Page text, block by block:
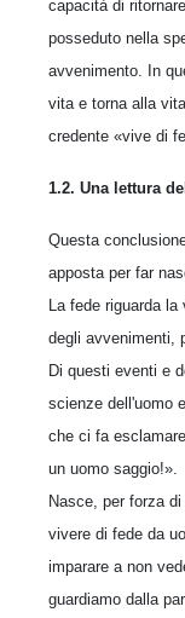
capacità di
posseduto nella
avvenimento. In
vita e torna alla
credente «vive di
1.2. Una lettura
Questa
apposta per far
La fede riguarda
degli avvenimenti,
Di questi eventi e
scienze dell'uomo
che ci fa
un uomo saggio!».
Nasce, per forza
vivere di fede da
imparare a non
guardiamo dalla